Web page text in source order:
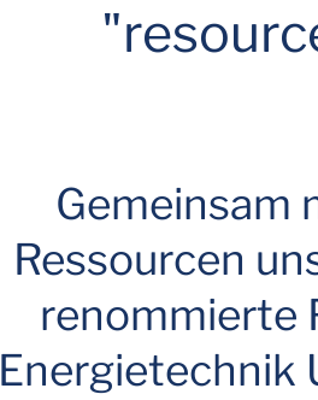
Gemeinsam
Ressourcen
renommierte
Energietechnik